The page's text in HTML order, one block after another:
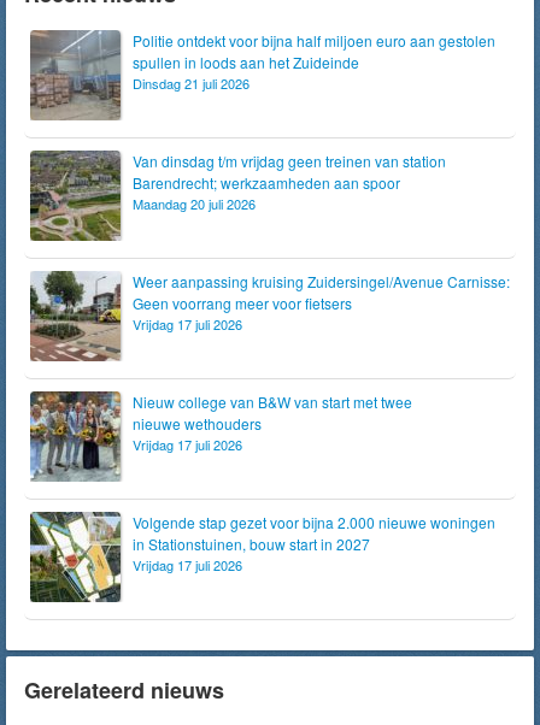
Politie ontdekt voor bijna half miljoen euro aan gestolen
spullen in loods aan het Zuideinde
Dinsdag 21 juli 2026
Van dinsdag t/m vrijdag geen treinen van station
Barendrecht; werkzaamheden aan spoor
Maandag 20 juli 2026
Weer aanpassing kruising Zuidersingel/Avenue Carnisse:
Geen voorrang meer voor fietsers
Vrijdag 17 juli 2026
Nieuw college van B&W van start met twee
nieuwe wethouders
Vrijdag 17 juli 2026
Volgende stap gezet voor bijna 2.000 nieuwe woningen
in Stationstuinen, bouw start in 2027
Vrijdag 17 juli 2026
Gerelateerd nieuws